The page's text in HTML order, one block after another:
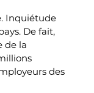
Inquiétude
De fait,
de la
des